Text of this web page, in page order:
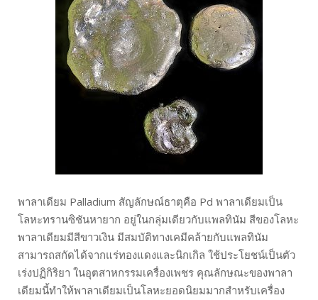
พาลาเดียม Palladium สัญลักษณ์ธาตุคือ Pd พาลาเดียมเป็น
โลหะทรานซิชันหายาก อยู่ในกลุ่มเดียวกับแพลทินัม สีของโลหะ
พาลาเดียมมีสีขาวเงิน มีสมบัติทางเคมีคล้ายกับแพลทินัม
สามารถสกัดได้จากแร่ทองแดงและนิกเกิล ใช้ประโยชน์เป็นตัว
เร่งปฏิกิริยา ในอุตสาหกรรมเครื่องเพชร คุณลักษณะของพาลา
เดียมนี้ทำให้พาลาเดียมเป็นโลหะยอดนิยมมากสำหรับเครื่อง